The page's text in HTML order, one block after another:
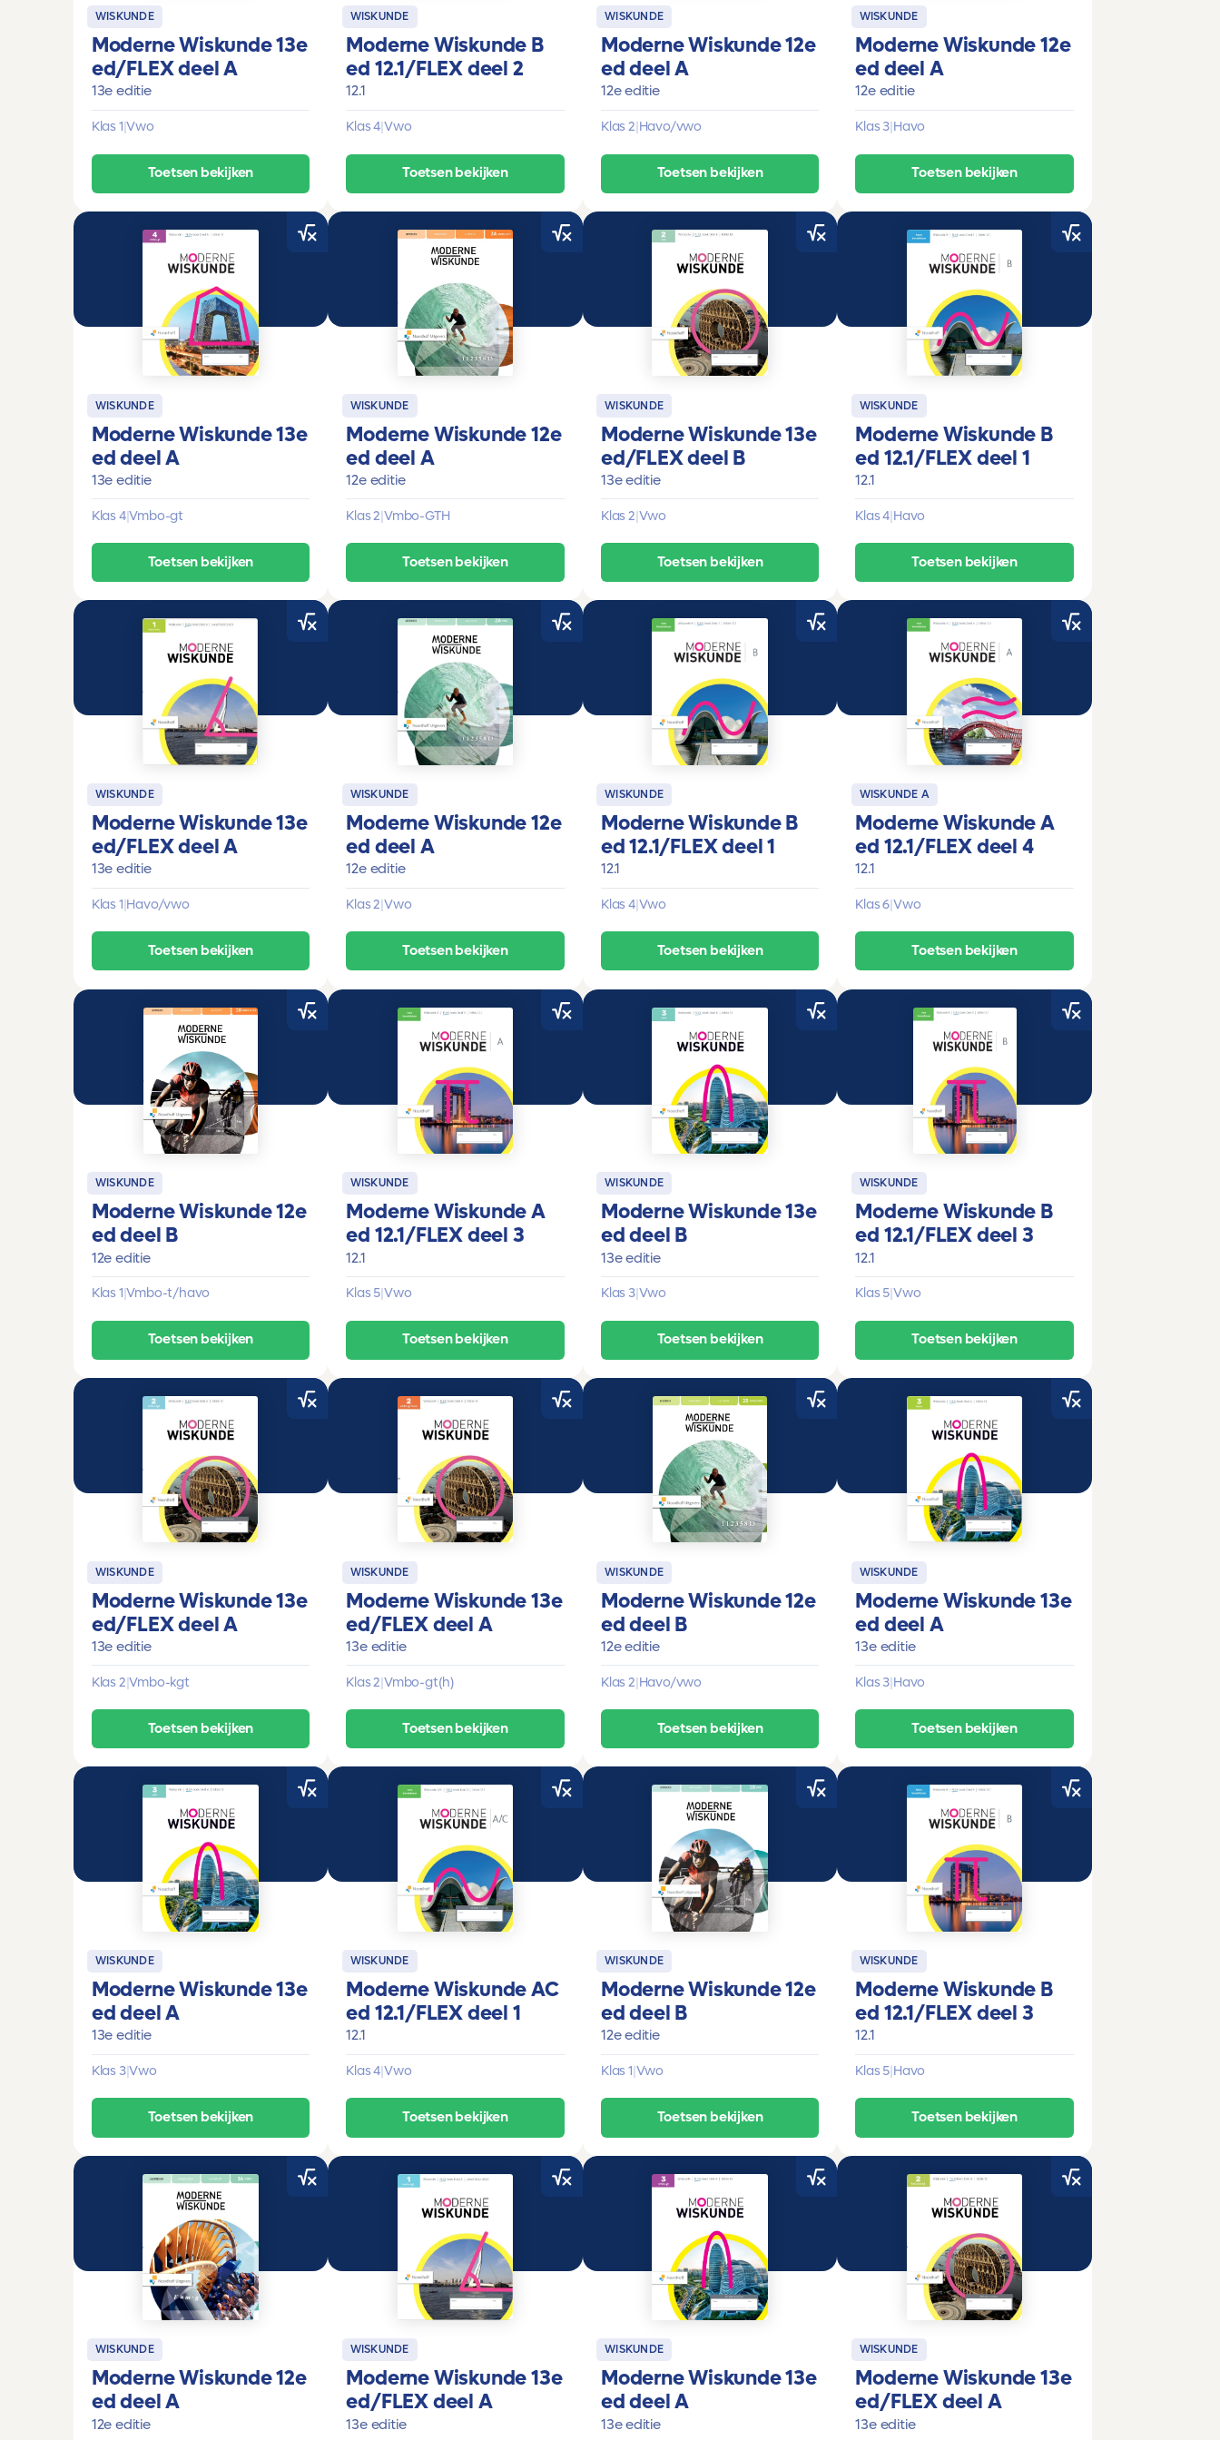
WISKUNDE
Moderne Wiskunde 13e
ed/FLEX deel A
13e editie
Klas 1|Vwo
Toetsen bekijken
WISKUNDE
Moderne Wiskunde B
ed 12.1/FLEX deel 2
12.1
Klas 4|Vwo
Toetsen bekijken
WISKUNDE
Moderne Wiskunde 12e
ed deel A
12e editie
Klas 2|Havo/vwo
Toetsen bekijken
WISKUNDE
Moderne Wiskunde 12e
ed deel A
12e editie
Klas 3|Havo
Toetsen bekijken
WISKUNDE
Moderne Wiskunde 13e
ed deel A
13e editie
Klas 4|Vmbo-gt
Toetsen bekijken
WISKUNDE
Moderne Wiskunde 12e
ed deel A
12e editie
Klas 2|Vmbo-GTH
Toetsen bekijken
WISKUNDE
Moderne Wiskunde 13e
ed/FLEX deel B
13e editie
Klas 2|Vwo
Toetsen bekijken
WISKUNDE
Moderne Wiskunde B
ed 12.1/FLEX deel 1
12.1
Klas 4|Havo
Toetsen bekijken
WISKUNDE
Moderne Wiskunde 13e
ed/FLEX deel A
13e editie
Klas 1|Havo/vwo
Toetsen bekijken
WISKUNDE
Moderne Wiskunde 12e
ed deel A
12e editie
Klas 2|Vwo
Toetsen bekijken
WISKUNDE
Moderne Wiskunde B
ed 12.1/FLEX deel 1
12.1
Klas 4|Vwo
Toetsen bekijken
WISKUNDE A
Moderne Wiskunde A
ed 12.1/FLEX deel 4
12.1
Klas 6|Vwo
Toetsen bekijken
WISKUNDE
Moderne Wiskunde 12e
ed deel B
12e editie
Klas 1|Vmbo-t/havo
Toetsen bekijken
WISKUNDE
Moderne Wiskunde A
ed 12.1/FLEX deel 3
12.1
Klas 5|Vwo
Toetsen bekijken
WISKUNDE
Moderne Wiskunde 13e
ed deel B
13e editie
Klas 3|Vwo
Toetsen bekijken
WISKUNDE
Moderne Wiskunde B
ed 12.1/FLEX deel 3
12.1
Klas 5|Vwo
Toetsen bekijken
WISKUNDE
Moderne Wiskunde 13e
ed/FLEX deel A
13e editie
Klas 2|Vmbo-kgt
Toetsen bekijken
WISKUNDE
Moderne Wiskunde 13e
ed/FLEX deel A
13e editie
Klas 2|Vmbo-gt(h)
Toetsen bekijken
WISKUNDE
Moderne Wiskunde 12e
ed deel B
12e editie
Klas 2|Havo/vwo
Toetsen bekijken
WISKUNDE
Moderne Wiskunde 13e
ed deel A
13e editie
Klas 3|Havo
Toetsen bekijken
WISKUNDE
Moderne Wiskunde 13e
ed deel A
13e editie
Klas 3|Vwo
Toetsen bekijken
WISKUNDE
Moderne Wiskunde AC
ed 12.1/FLEX deel 1
12.1
Klas 4|Vwo
Toetsen bekijken
WISKUNDE
Moderne Wiskunde 12e
ed deel B
12e editie
Klas 1|Vwo
Toetsen bekijken
WISKUNDE
Moderne Wiskunde B
ed 12.1/FLEX deel 3
12.1
Klas 5|Havo
Toetsen bekijken
WISKUNDE
Moderne Wiskunde 12e
ed deel A
12e editie
WISKUNDE
Moderne Wiskunde 13e
ed/FLEX deel A
13e editie
WISKUNDE
Moderne Wiskunde 13e
ed deel A
13e editie
WISKUNDE
Moderne Wiskunde 13e
ed/FLEX deel A
13e editie